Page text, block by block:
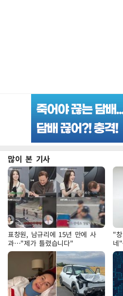
많이 본 기사
표창원, 남규리에 15년 만에 사
과…"제가 틀렸습니다"
"
네
니